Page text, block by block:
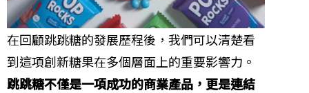
在回顧跳跳糖的發展歷程後，我們可以清楚看
到這項創新糖果在多個層面上的重要影響力。
跳跳糖不僅是一項成功的商業產品，更是連結